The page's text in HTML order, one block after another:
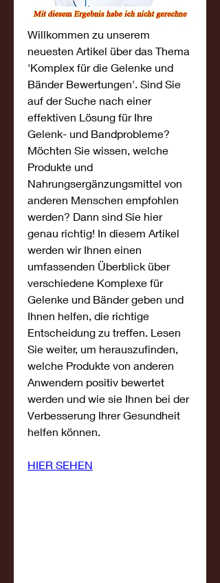
Willkommen zu unserem
neuesten Artikel über das Thema
'Komplex für die Gelenke und
Bänder Bewertungen'. Sind Sie
auf der Suche nach einer
effektiven Lösung für Ihre
Gelenk- und Bandprobleme?
Möchten Sie wissen, welche
Produkte und
Nahrungsergänzungsmittel von
anderen Menschen empfohlen
werden? Dann sind Sie hier
genau richtig! In diesem Artikel
werden wir Ihnen einen
umfassenden Überblick über
verschiedene Komplexe für
Gelenke und Bänder geben und
Ihnen helfen, die richtige
Entscheidung zu treffen. Lesen
Sie weiter, um herauszufinden,
welche Produkte von anderen
Anwendern positiv bewertet
werden und wie sie Ihnen bei der
Verbesserung Ihrer Gesundheit
helfen können.
HIER SEHEN